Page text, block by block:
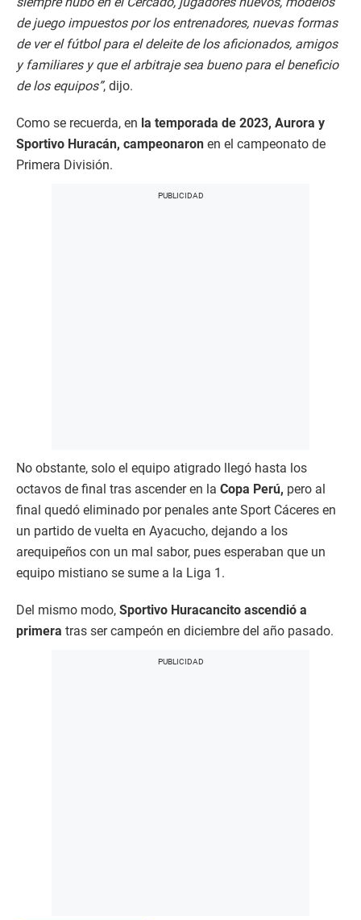
de juego impuestos por los entrenadores, nuevas formas
de ver el fútbol para el deleite de los aficionados, amigos
y familiares y que el arbitraje sea bueno para el beneficio
de los equipos”, dijo.
Como se recuerda, en la temporada de 2023, Aurora y
Sportivo Huracán, campeonaron en el campeonato de
Primera División.
No obstante, solo el equipo atigrado llegó hasta los
octavos de final tras ascender en la Copa Perú, pero al
final quedó eliminado por penales ante Sport Cáceres en
un partido de vuelta en Ayacucho, dejando a los
arequipeños con un mal sabor, pues esperaban que un
equipo mistiano se sume a la Liga 1.
Del mismo modo, Sportivo Huracancito ascendió a
primera tras ser campeón en diciembre del año pasado.